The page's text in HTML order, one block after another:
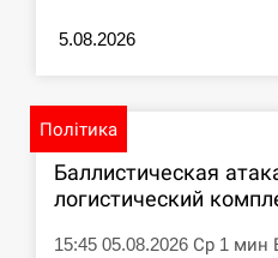
5.08.2026
Політика
Баллистическая
логистический
15:45 05.08.2026 Ср 1 мин